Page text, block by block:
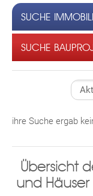
SUCHE
SUCHE
ihre Suche ergab
Übersicht
und